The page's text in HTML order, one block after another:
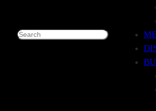
Search
International Trade, seperti
ekspor, dokumen